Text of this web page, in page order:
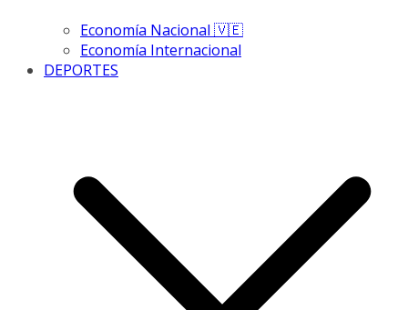
Economía Nacional 🇻🇪
Economía Internacional
DEPORTES